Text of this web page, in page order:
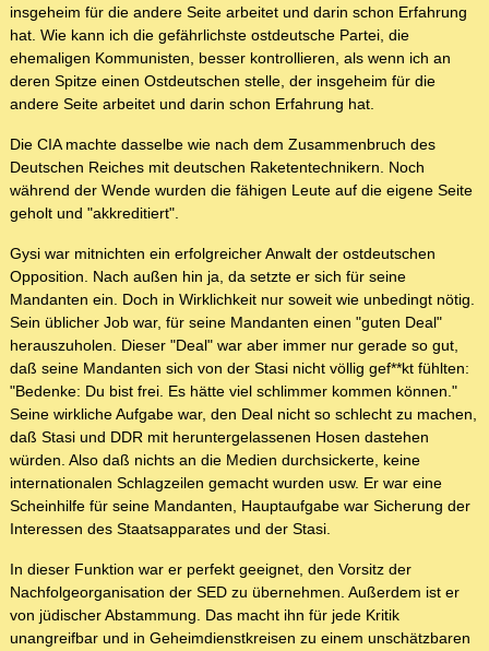
insgeheim für die andere Seite arbeitet und darin schon Erfahrung
hat. Wie kann ich die gefährlichste ostdeutsche Partei, die
ehemaligen Kommunisten, besser kontrollieren, als wenn ich an
deren Spitze einen Ostdeutschen stelle, der insgeheim für die
andere Seite arbeitet und darin schon Erfahrung hat.
Die CIA machte dasselbe wie nach dem Zusammenbruch des
Deutschen Reiches mit deutschen Raketentechnikern. Noch
während der Wende wurden die fähigen Leute auf die eigene Seite
geholt und "akkreditiert".
Gysi war mitnichten ein erfolgreicher Anwalt der ostdeutschen
Opposition. Nach außen hin ja, da setzte er sich für seine
Mandanten ein. Doch in Wirklichkeit nur soweit wie unbedingt nötig.
Sein üblicher Job war, für seine Mandanten einen "guten Deal"
herauszuholen. Dieser "Deal" war aber immer nur gerade so gut,
daß seine Mandanten sich von der Stasi nicht völlig gef**kt fühlten:
"Bedenke: Du bist frei. Es hätte viel schlimmer kommen können."
Seine wirkliche Aufgabe war, den Deal nicht so schlecht zu machen,
daß Stasi und DDR mit heruntergelassenen Hosen dastehen
würden. Also daß nichts an die Medien durchsickerte, keine
internationalen Schlagzeilen gemacht wurden usw. Er war eine
Scheinhilfe für seine Mandanten, Hauptaufgabe war Sicherung der
Interessen des Staatsapparates und der Stasi.
In dieser Funktion war er perfekt geeignet, den Vorsitz der
Nachfolgeorganisation der SED zu übernehmen. Außerdem ist er
von jüdischer Abstammung. Das macht ihn für jede Kritik
unangreifbar und in Geheimdienstkreisen zu einem unschätzbaren